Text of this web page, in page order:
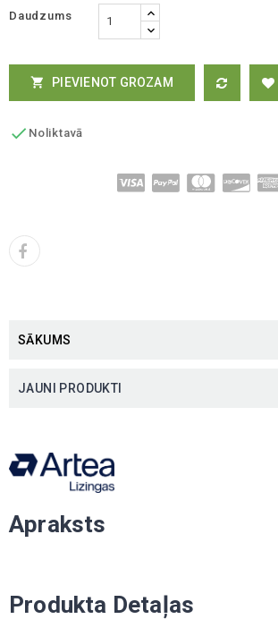
Daudzums
 PIEVIENOT GROZAM
 Noliktavā
SĀKUMS
JAUNI PRODUKTI
Apraksts
Produkta Detaļas